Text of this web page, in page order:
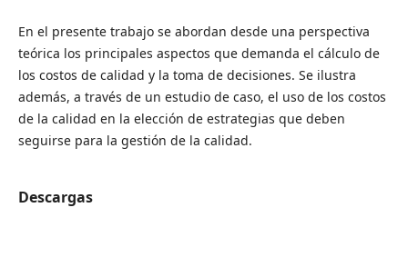
En el presente trabajo se abordan desde una perspectiva
teórica los principales aspectos que demanda el cálculo de
los costos de calidad y la toma de decisiones. Se ilustra
además, a través de un estudio de caso, el uso de los costos
de la calidad en la elección de estrategias que deben
seguirse para la gestión de la calidad.
Descargas